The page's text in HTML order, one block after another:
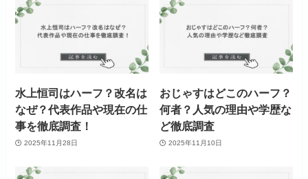
水上恒司はハーフ？改名は
なぜ？代表作品や現在の仕
事を徹底調査！
2025年11月28日
おじゃすはどこのハーフ？
何者？人気の理由や学歴な
ど徹底調査
2025年11月10日